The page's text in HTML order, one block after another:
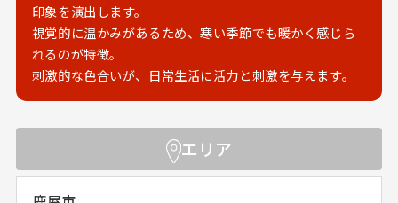
印象を演出します。
視覚的に温かみがあるため、寒い季節でも暖かく感じら
れるのが特徴。
刺激的な色合いが、日常生活に活力と刺激を与えます。
エリア